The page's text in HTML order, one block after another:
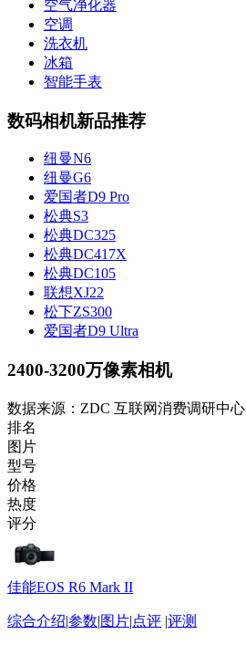
空气净化器
空调
洗衣机
冰箱
智能手表
数码相机新品推荐
纽曼N6
纽曼G6
爱国者D9 Pro
松典S3
松典DC325
松典DC417X
松典DC105
联想XJ22
松下ZS300
爱国者D9 Ultra
2400-3200万像素相机
数据来源：ZDC 互联网消费调研中心
排名
图片
型号
价格
热度
评分
佳能EOS R6 Mark II
综合介绍|参数|图片|点评 |评测